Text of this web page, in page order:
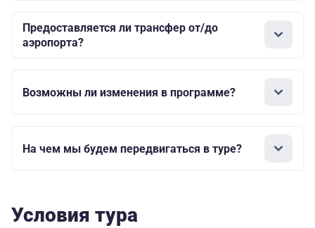
Предоставляется ли трансфер от/до
аэропорта?
Возможны ли изменения в программе?
На чем мы будем передвигаться в туре?
Условия тура